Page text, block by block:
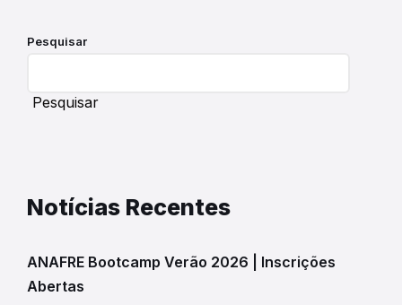
Pesquisar
Pesquisar
Notícias Recentes
ANAFRE Bootcamp Verão 2026 | Inscrições
Abertas